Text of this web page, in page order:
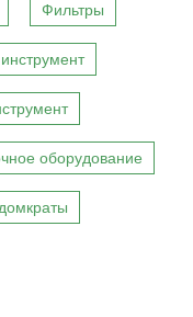
Фильтры
оборудование